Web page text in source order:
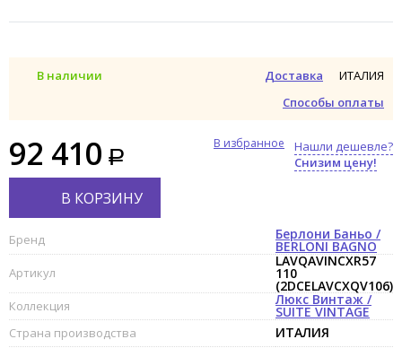
В наличии
Доставка
Способы оплаты
ИТАЛИЯ
92 410
Нашли дешевле?
Снизим цену!
В избранное
В КОРЗИНУ
Бренд Берлони Баньо /
BERLONI BAGNO
Артикул
LAVQAVINCXR57
110
(2DCELAVCXQV106)
Коллекция Люкс Винтаж /
SUITE VINTAGE
Страна производства ИТАЛИЯ